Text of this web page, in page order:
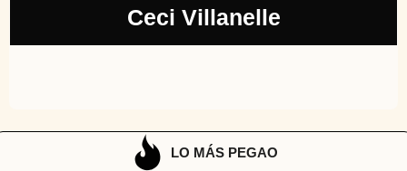
Ceci Villanelle
LO MÁS PEGAO